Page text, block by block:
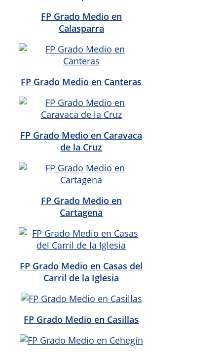
FP Grado Medio en
Calasparra
FP Grado Medio en Canteras
FP Grado Medio en Caravaca
de la Cruz
FP Grado Medio en
Cartagena
FP Grado Medio en Casas del
Carril de la Iglesia
FP Grado Medio en Casillas